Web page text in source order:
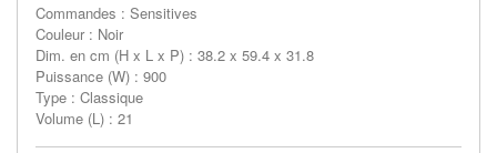
Commandes : Sensitives
Couleur : Noir
Dim. en cm (H x L x P) : 38.2 x 59.4 x 31.8
Puissance (W) : 900
Type : Classique
Volume (L) : 21